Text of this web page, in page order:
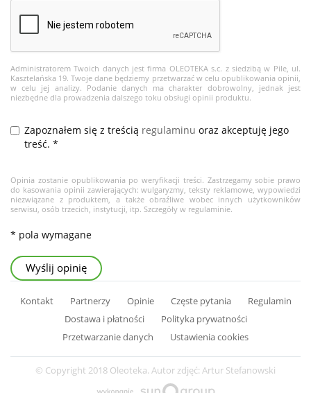
Administratorem Twoich danych jest firma OLEOTEKA s.c. z siedzibą w Pile, ul.
Kasztelańska 19. Twoje dane będziemy przetwarzać w celu opublikowania opinii,
w celu jej analizy. Podanie danych ma charakter dobrowolny, jednak jest
niezbędne dla prowadzenia dalszego toku obsługi opinii produktu.
Zapoznałem się z treścią regulaminu oraz akceptuję jego
treść. *
Opinia zostanie opublikowania po weryfikacji treści. Zastrzegamy sobie prawo
do kasowania opinii zawierających: wulgaryzmy, teksty reklamowe, wypowiedzi
niezwiązane z produktem, a także obraźliwe wobec innych użytkowników
serwisu, osób trzecich, instytucji, itp. Szczegóły w regulaminie.
* pola wymagane
Wyślij opinię
Kontakt Partnerzy Opinie Częste pytania
Regulamin
Dostawa i płatności
Polityka prywatności
Przetwarzanie danych
Ustawienia cookies
© Copyright 2018 Oleoteka. Autor zdjęć: Artur Stefanowski